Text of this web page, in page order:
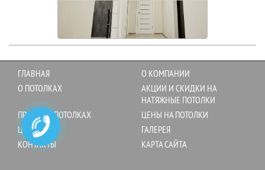
ГЛАВНАЯ
О КОМПАНИИ
О ПОТОЛКАХ
АКЦИИ И СКИДКИ НА
НАТЯЖНЫЕ ПОТОЛКИ
ПРАВДА О ПОТОЛКАХ
ЦЕНЫ НА ПОТОЛКИ
ЦЕНЫ
ГАЛЕРЕЯ
КОНТАКТЫ
КАРТА САЙТА